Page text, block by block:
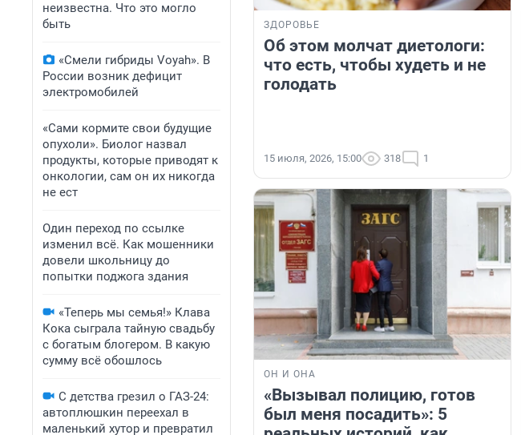
неизвестна. Что это могло
быть
«Смели гибриды Voyah». В
России возник дефицит
электромобилей
«Сами кормите свои будущие
опухоли». Биолог назвал
продукты, которые приводят к
онкологии, сам он их никогда
не ест
Один переход по ссылке
изменил всё. Как мошенники
довели школьницу до
попытки поджога здания
«Теперь мы семья!» Клава
Кока сыграла тайную свадьбу
с богатым блогером. В какую
сумму всё обошлось
С детства грезил о ГАЗ-24:
автоплюшкин переехал в
маленький хутор и превратил
ЗДОРОВЬЕ
Об этом молчат диетологи:
что есть, чтобы худеть и не
голодать
15 июля, 2026, 15:00 318 1
ОН И ОНА
«Вызывал полицию, готов
был меня посадить»: 5